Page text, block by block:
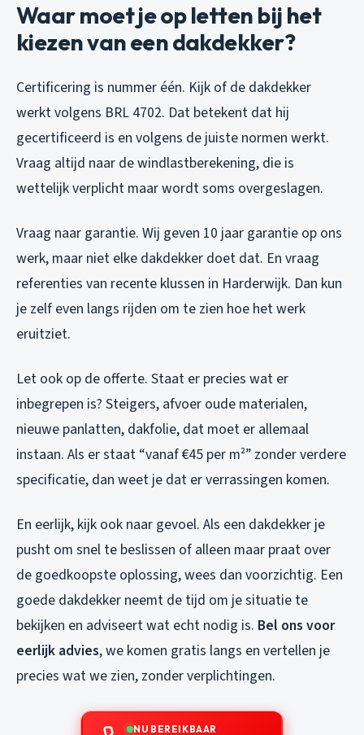
Waar moet je op letten bij het
kiezen van een dakdekker?
Certificering is nummer één. Kijk of de dakdekker
werkt volgens BRL 4702. Dat betekent dat hij
gecertificeerd is en volgens de juiste normen werkt.
Vraag altijd naar de windlastberekening, die is
wettelijk verplicht maar wordt soms overgeslagen.
Vraag naar garantie. Wij geven 10 jaar garantie op ons
werk, maar niet elke dakdekker doet dat. En vraag
referenties van recente klussen in Harderwijk. Dan kun
je zelf even langs rijden om te zien hoe het werk
eruitziet.
Let ook op de offerte. Staat er precies wat er
inbegrepen is? Steigers, afvoer oude materialen,
nieuwe panlatten, dakfolie, dat moet er allemaal
instaan. Als er staat “vanaf €45 per m²” zonder verdere
specificatie, dan weet je dat er verrassingen komen.
En eerlijk, kijk ook naar gevoel. Als een dakdekker je
pusht om snel te beslissen of alleen maar praat over
de goedkoopste oplossing, wees dan voorzichtig. Een
goede dakdekker neemt de tijd om je situatie te
bekijken en adviseert wat echt nodig is. Bel ons voor
eerlijk advies, we komen gratis langs en vertellen je
precies wat we zien, zonder verplichtingen.
NU BEREIKBAAR